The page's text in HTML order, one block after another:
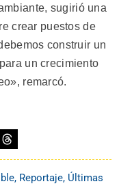
sugirió una
crear puestos de
construir un
un crecimiento
remarcó.
, Reportaje, Últimas